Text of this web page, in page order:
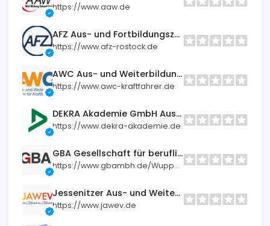
https://www.aaw.de
AFZ Aus- und Fortbildungszentrum Rostock GmbH Alter Hafen Süd
https://www.afz-rostock.de
AWC Aus- und WeiterbildungsCenter für Kraftfahrer GmbH
https://www.awc-kraftfahrer.de
DEKRA Akademie GmbH Aus- und Weiterbildungszentrum
https://www.dekra-akademie.de
GBA Gesellschaft für berufliche Aus- und Weiterbildung mbH
https://www.gbambh.de/Wuppertal
Jessenitzer Aus- und Weiterbildung e.V
https://www.jawev.de